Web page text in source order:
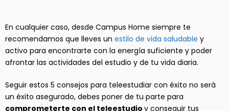
En cualquier caso, desde Campus Home siempre te
recomendamos que lleves un estilo de vida saludable y
activo para encontrarte con la energía suficiente y poder
afrontar las actividades del estudio y de tu vida diaria.
Seguir estos 5 consejos para teleestudiar con éxito no será
un éxito asegurado, debes poner de tu parte para
comprometerte con el teleestudio y conseguir tus